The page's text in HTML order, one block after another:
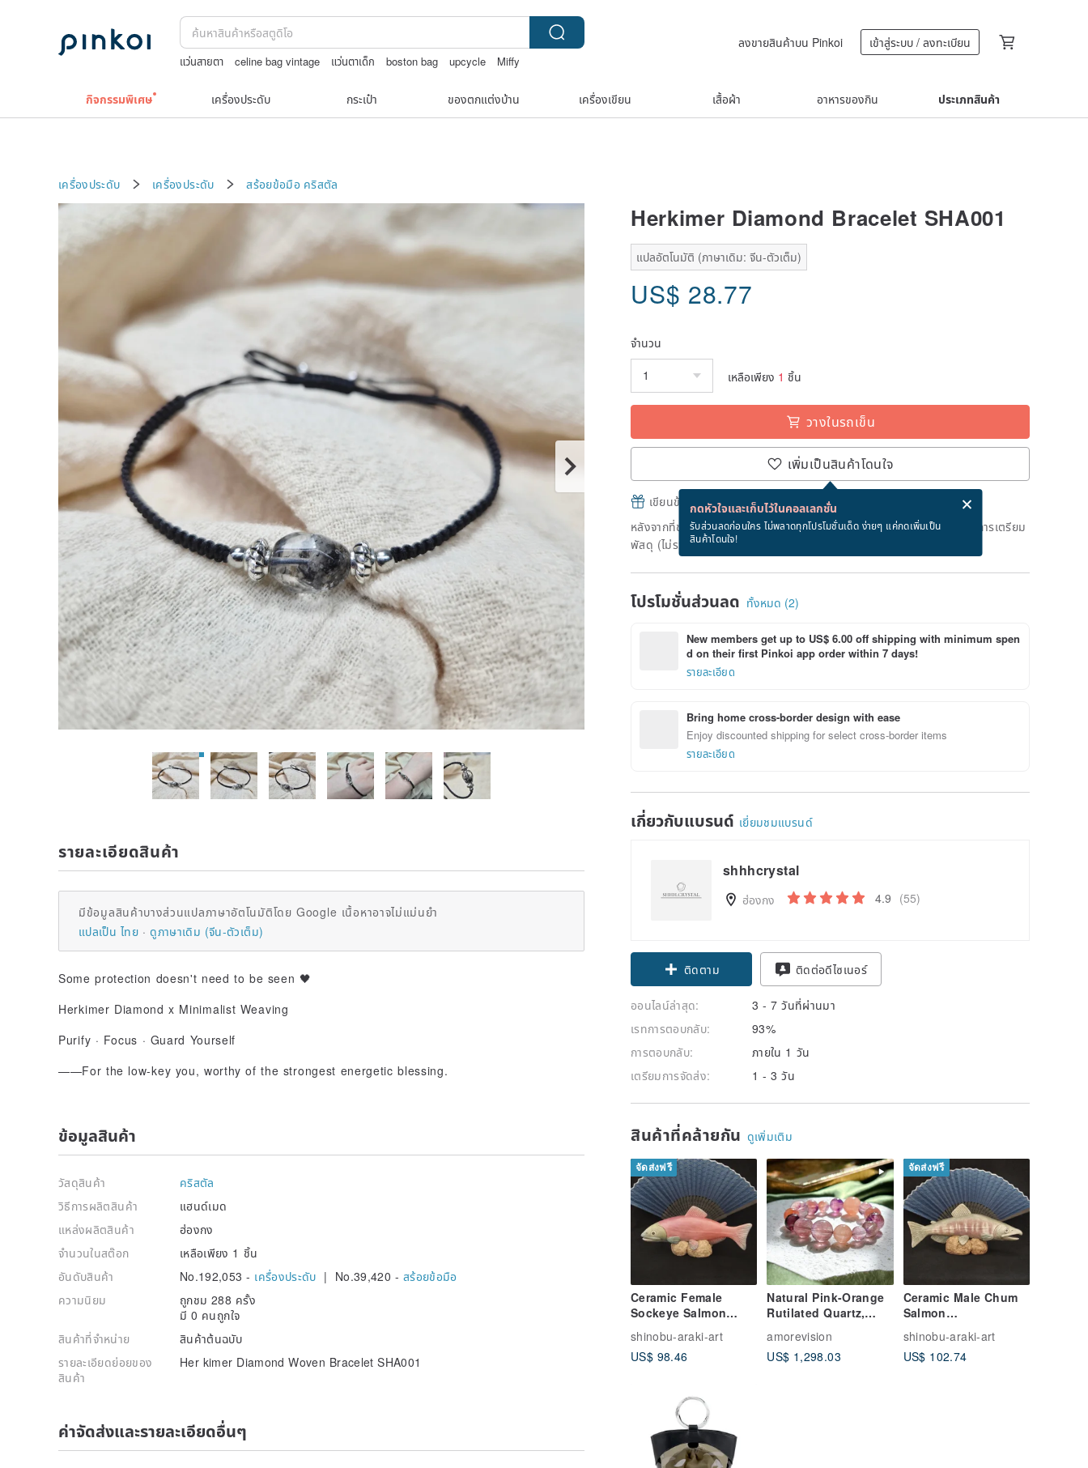
แว่นสายตา celine bag vintage แว่นตาเด็ก boston bag upcycle
Miffy
ลงขายสินค้าบน Pinkoi เข้าสู่ระบบ / ลงทะเบียน
กิจกรรมพิเศษ เครื่องประดับ กระเป๋า ของตกแต่งบ้าน เครื่องเขียน เสื้อผ้า อาหารของกิน ประเภทสินค้า
เครื่องประดับ เครื่องประดับ สร้อยข้อมือ คริสตัล
Herkimer Diamond Bracelet SHA001
แปลอัตโนมัติ (ภาษาเดิม: จีน-ตัวเต็ม)
US$ 28.77
จำนวน
เหลือเพียง 1 ชิ้น
วางในรถเข็น
เพิ่มเป็นสินค้าโดนใจ
กดหัวใจและเก็บไว้ในคอลเลกชั่น
รับส่วนลดก่อนใคร ไม่พลาดทุกโปรโมชั่นเด็ด ง่ายๆ แค่กดเพิ่มเป็น
สินค้าโดนใจ!
เขียนข้อความและส่ง eCard ฟรีเมื่อซื้อสินค้า!
หลังจากที่ชำระเงินถึงวันที่จะจัดส่งสินค้า จะใช้เวลาประมาณ 2 วันทางการในการเตรียม
พัสดุ (ไม่รวมวันหยุด)
โปรโมชั่นส่วนลด ทั้งหมด (2)
New members get up to US$ 6.00 off shipping with minimum spen
d on their first Pinkoi app order within 7 days!
รายละเอียด
Bring home cross-border design with ease
Enjoy discounted shipping for select cross-border items
รายละเอียด
เกี่ยวกับแบรนด์ เยี่ยมชมแบรนด์
shhhcrystal
ฮ่องกง 4.9 (55)
ติดตาม ติดต่อดีไซเนอร์
ออนไลน์ล่าสุด:
3 - 7 วันที่ผ่านมา
เรทการตอบกลับ:
93%
การตอบกลับ:
ภายใน 1 วัน
เตรียมการจัดส่ง:
1 - 3 วัน
สินค้าที่คล้ายกัน ดูเพิ่มเติม
จัดส่งฟรี
Ceramic Female
Sockeye Salmon
(Length:9.0in), Hand-
built Ceramic Art
shinobu-araki-art
US$ 98.46
Natural Pink-Orange
Rutilated Quartz,
Seven, Three-Round
Skeleton Fairy Super
amorevision
US$ 1,298.03
จัดส่งฟรี
Ceramic Male Chum
Salmon
(Length:9.8in), Hand-
built Ceramic Art
shinobu-araki-art
US$ 102.74
รายละเอียดสินค้า
มีข้อมูลสินค้าบางส่วนแปลภาษาอัตโนมัติโดย Google เนื้อหาอาจไม่แม่นยำ
แปลเป็น ไทย
ดูภาษาเดิม (จีน-ตัวเต็ม)
Some protection doesn't need to be seen 🖤
Herkimer Diamond x Minimalist Weaving
Purify · Focus · Guard Yourself
——For the low-key you, worthy of the strongest energetic blessing.
ข้อมูลสินค้า
วัสดุสินค้า
คริสตัล
วิธีการผลิตสินค้า
แฮนด์เมด
แหล่งผลิตสินค้า
ฮ่องกง
จำนวนในสต๊อก
เหลือเพียง 1 ชิ้น
อันดับสินค้า
No.192,053 - เครื่องประดับ | No.39,420 - สร้อยข้อมือ
ความนิยม
ถูกชม 288 ครั้ง
มี 0 คนถูกใจ
สินค้าที่จำหน่าย
สินค้าต้นฉบับ
รายละเอียดย่อยของ
สินค้า
Her kimer Diamond Woven Bracelet SHA001
ค่าจัดส่งและรายละเอียดอื่นๆ